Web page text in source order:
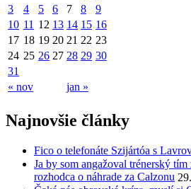
« nov jan »
3
4 5 6 7 8
9
10 11 12 13 14 15 16
17 18 19 20 21 22 23
24 25 26 27 28 29 30
31
Najnovšie články
Fico o telefonáte Szijártóa s
Ja by som angažoval trénerský
rozhodca o náhrade za Calzonu